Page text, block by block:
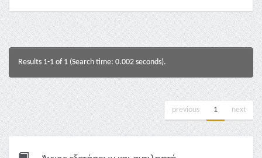
Results 1-1 of 1 (Search time: 0.002 seconds).
previous 1 next